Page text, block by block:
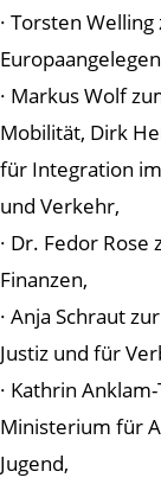
· Torsten
· Markus Wolf
Mobilität, Dirk
für Integration
und Verkehr,
· Dr. Fedor
Finanzen,
· Anja Schraut
Justiz und für
· Kathrin
Ministerium für
Jugend,